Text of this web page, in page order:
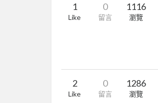
1
Like
0
留言
1116
瀏覽
2
Like
0
留言
1286
瀏覽